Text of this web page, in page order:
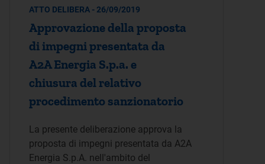
ATTO DELIBERA - 26/09/2019
Approvazione della proposta
di impegni presentata da
A2A Energia S.p.a. e
chiusura del relativo
procedimento sanzionatorio
La presente deliberazione approva la
proposta di impegni presentata da A2A
Energia S.p.A. nell'ambito del